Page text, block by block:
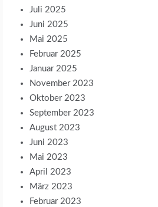
Juli 2025
Juni 2025
Mai 2025
Februar 2025
Januar 2025
November 2023
Oktober 2023
September 2023
August 2023
Juni 2023
Mai 2023
April 2023
März 2023
Februar 2023